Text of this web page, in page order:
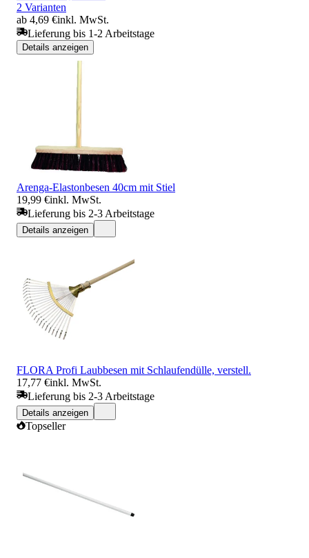
2 Varianten
ab 4,69 €inkl. MwSt.
Lieferung bis 1-2 Arbeitstage
Details anzeigen
Arenga-Elastonbesen 40cm mit Stiel
19,99 €inkl. MwSt.
Lieferung bis 2-3 Arbeitstage
Details anzeigen
FLORA Profi Laubbesen mit Schlaufendülle, verstell.
17,77 €inkl. MwSt.
Lieferung bis 2-3 Arbeitstage
Details anzeigen
Topseller